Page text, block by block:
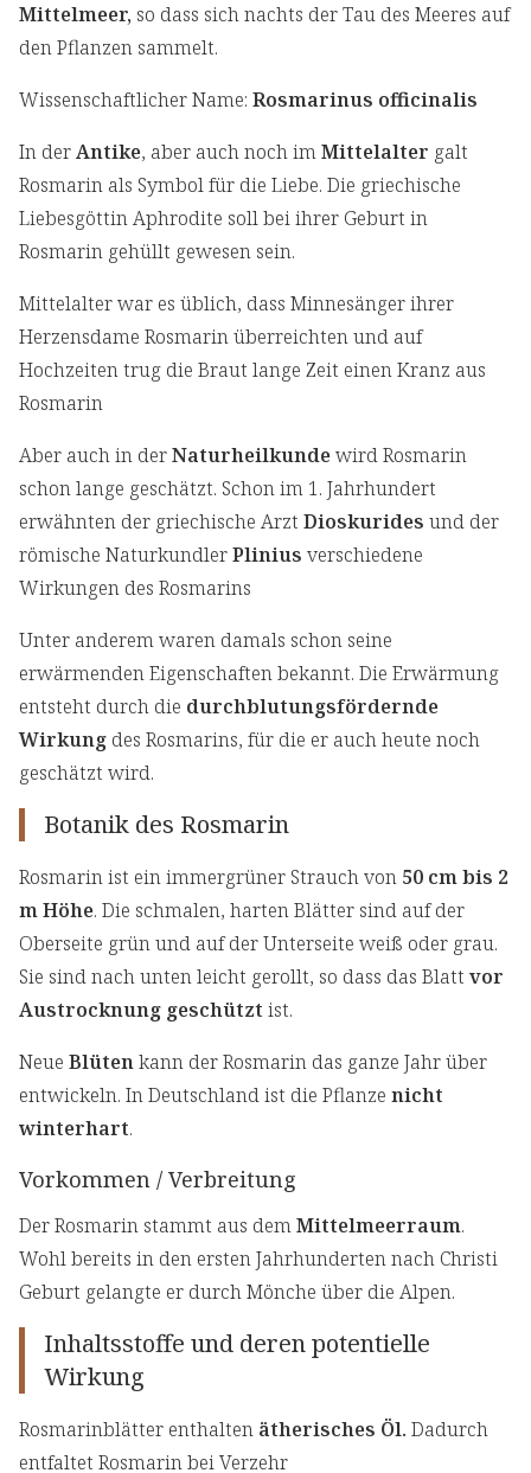
Mittelmeer, so dass sich nachts der Tau des Meeres auf
den Pflanzen sammelt.
Wissenschaftlicher Name: Rosmarinus officinalis
In derAntike, aber auch noch imMittelalter galt
Rosmarin als Symbol für die Liebe. Die griechische
Liebesgöttin Aphrodite soll bei ihrer Geburt in
Rosmarin gehüllt gewesen sein.
Mittelalter war es üblich, dass Minnesänger ihrer
Herzensdame Rosmarin überreichten und auf
Hochzeiten trug die Braut lange Zeit einen Kranz aus
Rosmarin
Aber auch in derNaturheilkundewird Rosmarin
schon lange geschätzt. Schon im 1. Jahrhundert
erwähnten der griechische Arzt Dioskurides und der
römische NaturkundlerPlinius verschiedene
Wirkungen des Rosmarins
Unter anderem waren damals schon seine
erwärmenden Eigenschaften bekannt. Die Erwärmung
entsteht durch die durchblutungsfördernde
Wirkung des Rosmarins, für die er auch heute noch
geschätzt wird.
Botanik des Rosmarin
Rosmarin ist ein immergrüner Strauch von 50 cm bis 2
m Höhe. Die schmalen, harten Blätter sind auf der
Oberseite grün und auf der Unterseite weiß oder grau.
Sie sind nach unten leicht gerollt, so dass das Blatt vor
Austrocknung geschützt ist.
Neue Blütenkann der Rosmarin das ganze Jahr über
entwickeln. In Deutschland ist die Pflanze nicht
winterhart.
Vorkommen / Verbreitung
Der Rosmarin stammt aus demMittelmeerraum.
Wohl bereits in den ersten Jahrhunderten nach Christi
Geburt gelangte er durch Mönche über die Alpen.
Inhaltsstoffe und deren potentielle
Wirkung
Rosmarinblätter enthalten ätherisches Öl. Dadurch
entfaltet Rosmarin bei Verzehr